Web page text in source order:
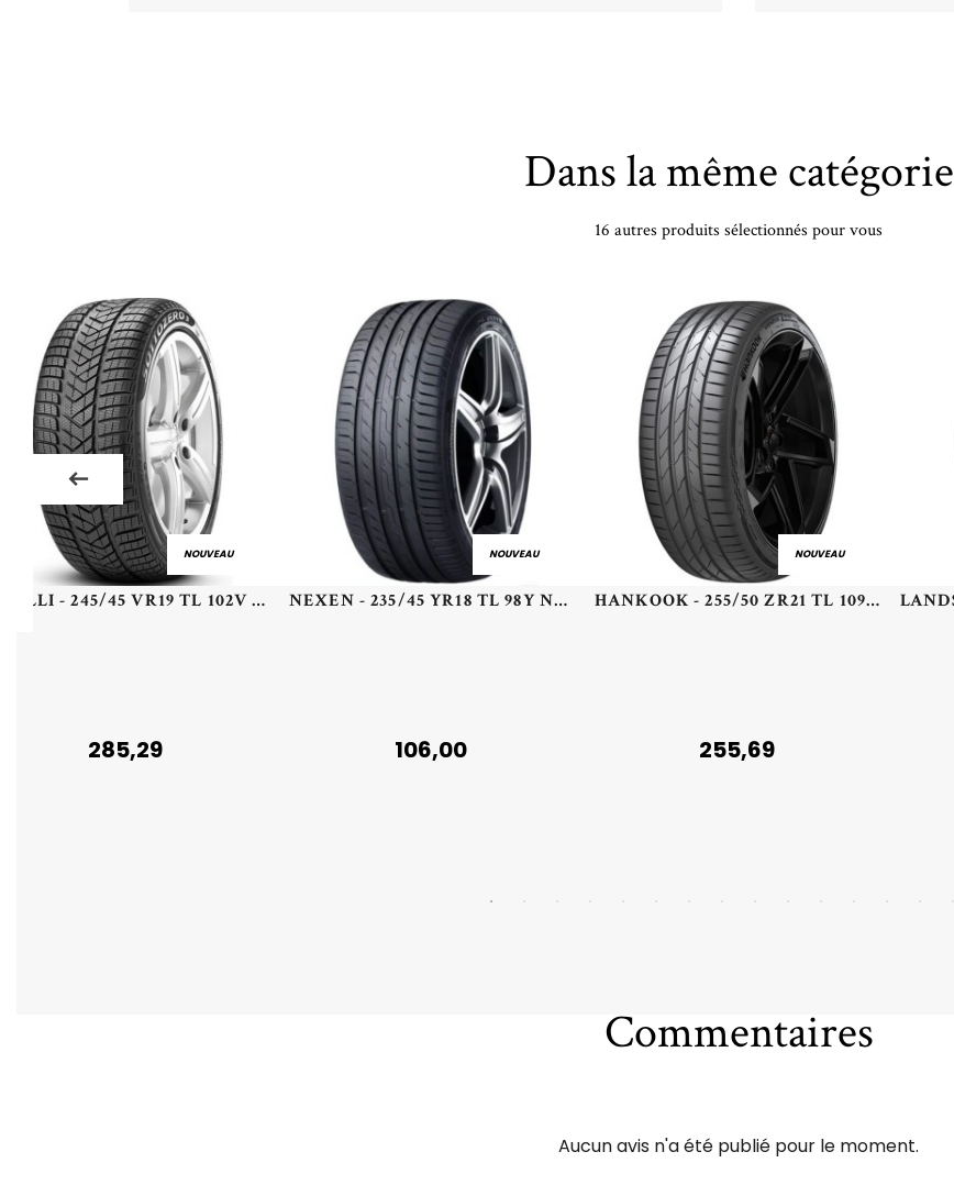
Dans la même catégorie
16 autres produits sélectionnés pour vous
NOUVEAU
PIRELLI - 245/45 VR19 TL 102V PI WSZERO3 (MOE) RFT XL - 2454519 - DBB
285,29
NOUVEAU
NEXEN - 235/45 YR18 TL 98Y NEXEN N'FERA SPORT XL - 2354518 - CAB
106,00
NOUVEAU
HANKOOK - 255/50 ZR21 TL 109Y HA K137 VEN EVO XL - 2555021 - BAB
255,69
Commentaires
Aucun avis n'a été publié pour le moment.